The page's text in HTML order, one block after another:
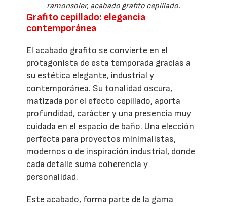
ramonsoler, acabado grafito cepillado.
Grafito cepillado: elegancia
contemporánea
El acabado grafito se convierte en el
protagonista de esta temporada gracias a
su estética elegante, industrial y
contemporánea. Su tonalidad oscura,
matizada por el efecto cepillado, aporta
profundidad, carácter y una presencia muy
cuidada en el espacio de baño. Una elección
perfecta para proyectos minimalistas,
modernos o de inspiración industrial, donde
cada detalle suma coherencia y
personalidad.
Este acabado, forma parte de la gama